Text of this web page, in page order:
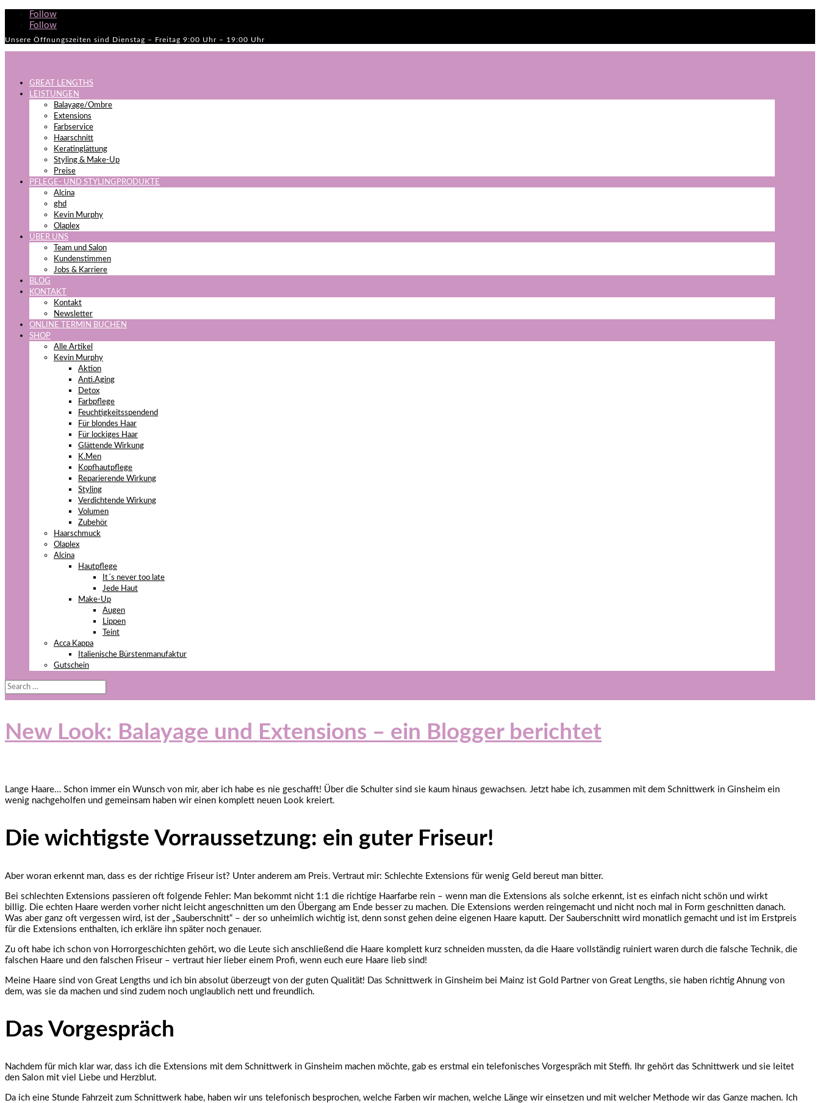
Follow
Follow
Unsere Öffnungszeiten sind Dienstag – Freitag 9:00 Uhr – 19:00 Uhr
GREAT LENGTHS
LEISTUNGEN
Balayage/Ombre
Extensions
Farbservice
Haarschnitt
Keratinglättung
Styling & Make-Up
Preise
PFLEGE- UND STYLINGPRODUKTE
Alcina
ghd
Kevin Murphy
Olaplex
ÜBER UNS
Team und Salon
Kundenstimmen
Jobs & Karriere
BLOG
KONTAKT
Kontakt
Newsletter
ONLINE TERMIN BUCHEN
SHOP
Alle Artikel
Kevin Murphy
Aktion
Anti.Aging
Detox
Farbpflege
Feuchtigkeitsspendend
Für blondes Haar
Für lockiges Haar
Glättende Wirkung
K.Men
Kopfhautpflege
Reparierende Wirkung
Styling
Verdichtende Wirkung
Volumen
Zubehör
Haarschmuck
Olaplex
Alcina
Hautpflege
It´s never too late
Jede Haut
Make-Up
Augen
Lippen
Teint
Acca Kappa
Italienische Bürstenmanufaktur
Gutschein
New Look: Balayage und Extensions – ein Blogger berichtet
Lange Haare… Schon immer ein Wunsch von mir, aber ich habe es nie geschafft! Über die Schulter sind sie kaum hinaus gewachsen. Jetzt habe ich, zusammen mit dem Schnittwerk in Ginsheim ein
wenig nachgeholfen und gemeinsam haben wir einen komplett neuen Look kreiert.
Die wichtigste Vorraussetzung: ein guter Friseur!
Aber woran erkennt man, dass es der richtige Friseur ist? Unter anderem am Preis. Vertraut mir: Schlechte Extensions für wenig Geld bereut man bitter.
Bei schlechten Extensions passieren oft folgende Fehler: Man bekommt nicht 1:1 die richtige Haarfarbe rein – wenn man die Extensions als solche erkennt, ist es einfach nicht schön und wirkt
billig. Die echten Haare werden vorher nicht leicht angeschnitten um den Übergang am Ende besser zu machen. Die Extensions werden reingemacht und nicht noch mal in Form geschnitten danach.
Was aber ganz oft vergessen wird, ist der „Sauberschnitt“ – der so unheimlich wichtig ist, denn sonst gehen deine eigenen Haare kaputt. Der Sauberschnitt wird monatlich gemacht und ist im Erstpreis
für die Extensions enthalten, ich erkläre ihn später noch genauer.
Zu oft habe ich schon von Horrorgeschichten gehört, wo die Leute sich anschließend die Haare komplett kurz schneiden mussten, da die Haare vollständig ruiniert waren durch die falsche Technik, die
falschen Haare und den falschen Friseur – vertraut hier lieber einem Profi, wenn euch eure Haare lieb sind!
Meine Haare sind von Great Lengths und ich bin absolut überzeugt von der guten Qualität! Das Schnittwerk in Ginsheim bei Mainz ist Gold Partner von Great Lengths, sie haben richtig Ahnung von
dem, was sie da machen und sind zudem noch unglaublich nett und freundlich.
Das Vorgespräch
Nachdem für mich klar war, dass ich die Extensions mit dem Schnittwerk in Ginsheim machen möchte, gab es erstmal ein telefonisches Vorgespräch mit Steffi. Ihr gehört das Schnittwerk und sie leitet
den Salon mit viel Liebe und Herzblut.
Da ich eine Stunde Fahrzeit zum Schnittwerk habe, haben wir uns telefonisch besprochen, welche Farben wir machen, welche Länge wir einsetzen und mit welcher Methode wir das Ganze machen. Ich